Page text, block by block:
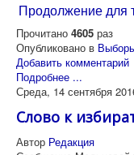
Продолжение для
Прочитано 4605 раз
Опубликовано в
Добавить комментарий
Подробнее ...
Среда, 14 сентября
Слово к
Автор Редакция